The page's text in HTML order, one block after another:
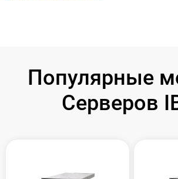
Популярные
Серверов